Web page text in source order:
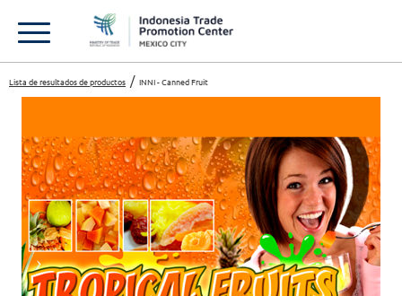
Lista de resultados de productos INNI - Canned Fruit